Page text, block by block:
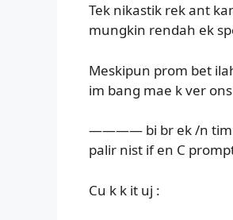
Tek nikastik rek ant
mungkin rendah ek
Meskipun prom bet
im bang mae k ver
———— bi br ek /n tim
palir nist if en C
Cu k k it uj :